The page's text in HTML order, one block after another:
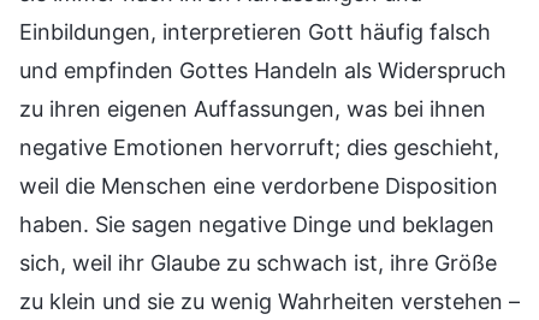
Einbildungen, interpretieren Gott häufig falsch
und empfinden Gottes Handeln als Widerspruch
zu ihren eigenen Auffassungen, was bei ihnen
negative Emotionen hervorruft; dies geschieht,
weil die Menschen eine verdorbene Disposition
haben. Sie sagen negative Dinge und beklagen
sich, weil ihr Glaube zu schwach ist, ihre Größe
zu klein und sie zu wenig Wahrheiten verstehen –